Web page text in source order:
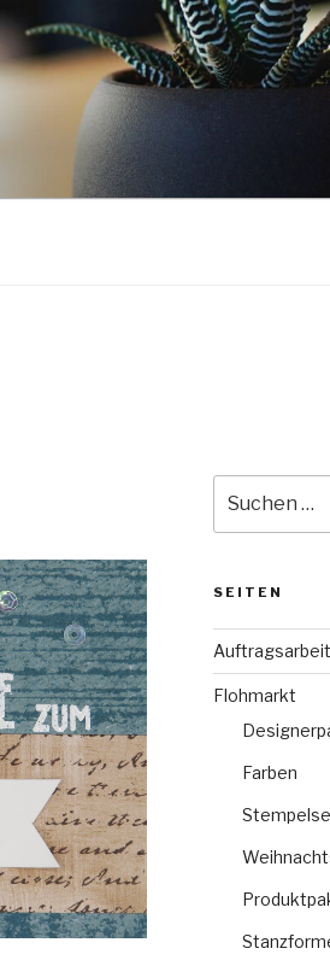
nach:
SEITEN
Flohmarkt
Farben